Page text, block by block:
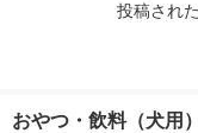
投稿され
おやつ・飲料（犬用